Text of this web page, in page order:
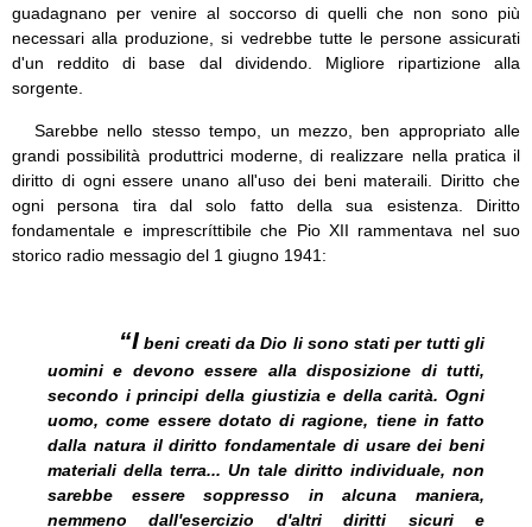
guadagnano per venire al soccorso di quelli che non sono più
necessari alla produzione, si vedrebbe tutte le persone assicurati
d'un reddito di base dal dividendo. Migliore ripartizione alla
sorgente.
Sarebbe nello stesso tempo, un mezzo, ben appropriato alle
grandi possibilità produttrici moderne, di realizzare nella pratica il
diritto di ogni essere unano all'uso dei beni materaili. Diritto che
ogni persona tira dal solo fatto della sua esistenza. Diritto
fondamentale e imprescríttibile che Pio XII rammentava nel suo
storico radio messagio del 1 giugno 1941:
“I beni creati da Dio li sono stati per tutti gli
uomini e devono essere alla disposizione di tutti,
secondo i principi della giustizia e della carità. Ogni
uomo, come essere dotato di ragione, tiene in fatto
dalla natura il diritto fondamentale di usare dei beni
materiali della terra... Un tale diritto individuale, non
sarebbe essere soppresso in alcuna maniera,
nemmeno dall'esercizio d'altri diritti sicuri e